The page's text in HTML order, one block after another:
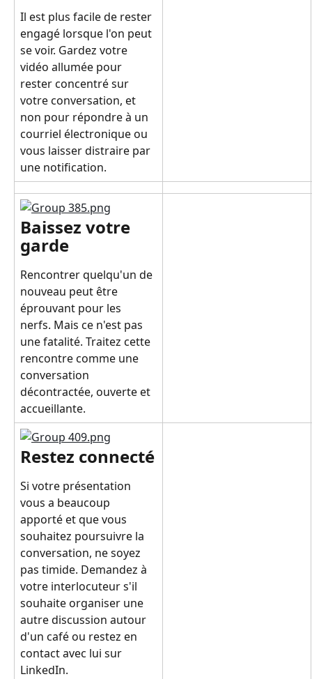
Il est plus facile de rester
engagé lorsque l'on peut
se voir. Gardez votre
vidéo allumée pour
rester concentré sur
votre conversation, et
non pour répondre à un
courriel électronique ou
vous laisser distraire par
une notification.
Baissez votre
garde
Rencontrer quelqu'un de
nouveau peut être
éprouvant pour les
nerfs. Mais ce n'est pas
une fatalité. Traitez cette
rencontre comme une
conversation
décontractée, ouverte et
accueillante.
Restez connecté
Si votre présentation
vous a beaucoup
apporté et que vous
souhaitez poursuivre la
conversation, ne soyez
pas timide. Demandez à
votre interlocuteur s'il
souhaite organiser une
autre discussion autour
d'un café ou restez en
contact avec lui sur
LinkedIn.